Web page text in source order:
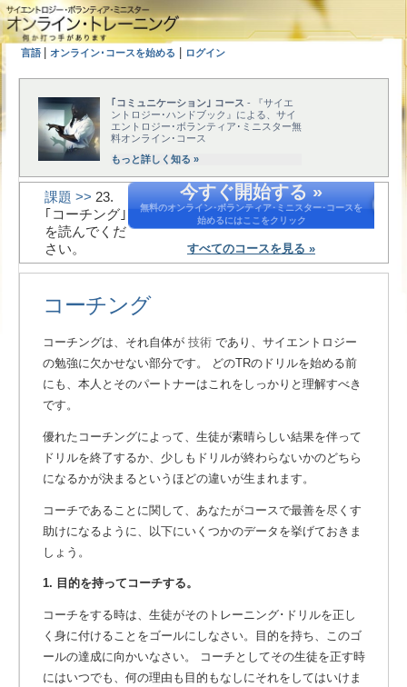
言語 オンライン･コースを始める ログイン
｢コミュニケーション｣ コース - 『サイエ
ントロジー･ハンドブック』による、サイ
エントロジー･ボランティア･ミニスター無
料オンライン･コース
もっと詳しく知る »
今すぐ開始する »
無料のオンライン･ボランティア･ミニスター･コースを
始めるにはここをクリック
すべてのコースを見る »
課題 >> 23.
｢コーチング｣
を読んでくだ
さい。
コーチング
コーチングは、それ自体が 技術 であり、サイエントロジー
の勉強に欠かせない部分です。 どのTRのドリルを始める前
にも、本人とそのパートナーはこれをしっかりと理解すべき
です。
優れたコーチングによって、生徒が素晴らしい結果を伴って
ドリルを終了するか、少しもドリルが終わらないかのどちら
になるかが決まるというほどの違いが生まれます。
コーチであることに関して、あなたがコースで最善を尽くす
助けになるように、以下にいくつかのデータを挙げておきま
しょう。
1. 目的を持ってコーチする。
コーチをする時は、生徒がそのトレーニング･ドリルを正し
く身に付けることをゴールにしなさい。目的を持ち、このゴ
ールの達成に向かいなさい。 コーチとしてその生徒を正す時
にはいつでも、何の理由も目的もなしにそれをしてはいけま